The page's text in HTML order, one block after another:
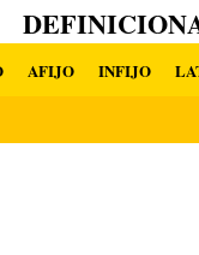
AFIJO INFIJO